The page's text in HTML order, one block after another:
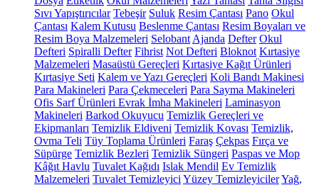
Sıvı Yapıştırıcılar Tebeşir Suluk Resim Çantası Pano Okul
Çantası Kalem Kutusu Beslenme Çantası Resim Boyaları ve
Resim Boya Malzemeleri Selobant Ajanda Defter Okul
Defteri Spiralli Defter Fihrist Not Defteri Bloknot Kırtasiye
Malzemeleri Masaüstü Gereçleri Kırtasiye Kağıt Ürünleri
Kırtasiye Seti Kalem ve Yazı Gereçleri Koli Bandı Makinesi
Para Makineleri Para Çekmeceleri Para Sayma Makineleri
Ofis Sarf Ürünleri Evrak İmha Makineleri Laminasyon
Makineleri Barkod Okuyucu Temizlik Gereçleri ve
Ekipmanları Temizlik Eldiveni Temizlik Kovası Temizlik,
Ovma Teli Tüy Toplama Ürünleri Faraş Çekpas Fırça ve
Süpürge Temizlik Bezleri Temizlik Süngeri Paspas ve Mop
Kâğıt Havlu Tuvalet Kağıdı Islak Mendil Ev Temizlik
Malzemeleri Tuvalet Temizleyici Yüzey TemizleyicilerYağ,